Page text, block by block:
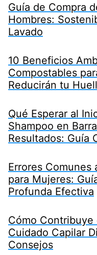
Guía de Compra
Hombres:
Lavado
10 Beneficios
Compostables
Reducirán tu
Qué Esperar al
Shampoo en
Resultados: Guía
Errores Comunes
para Mujeres:
Profunda Efectiva
Cómo Contribuye
Cuidado Capilar
Consejos